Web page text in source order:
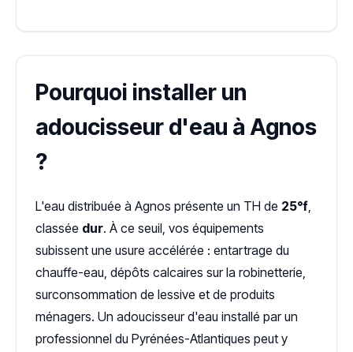
Pourquoi installer un
adoucisseur d'eau à Agnos
?
L'eau distribuée à Agnos présente un TH de 25°f,
classée dur. À ce seuil, vos équipements
subissent une usure accélérée : entartrage du
chauffe-eau, dépôts calcaires sur la robinetterie,
surconsommation de lessive et de produits
ménagers. Un adoucisseur d'eau installé par un
professionnel du Pyrénées-Atlantiques peut y